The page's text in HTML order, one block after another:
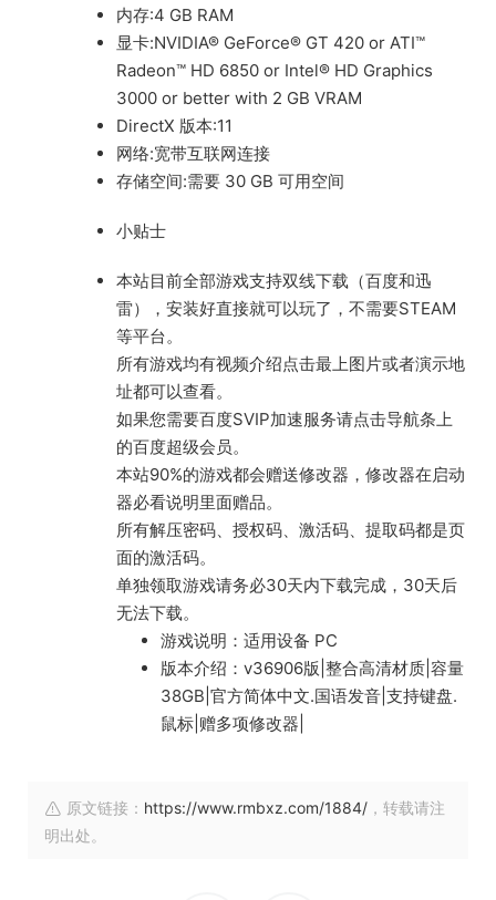
内存:4 GB RAM
显卡:NVIDIA® GeForce® GT 420 or ATI™
Radeon™ HD 6850 or Intel® HD Graphics
3000 or better with 2 GB VRAM
DirectX 版本:11
网络:宽带互联网连接
存储空间:需要 30 GB 可用空间
小贴士
本站目前全部游戏支持双线下载（百度和迅
雷），安装好直接就可以玩了，不需要STEAM
等平台。
所有游戏均有视频介绍点击最上图片或者演示地
址都可以查看。
如果您需要百度SVIP加速服务请点击导航条上
的百度超级会员。
本站90%的游戏都会赠送修改器，修改器在启动
器必看说明里面赠品。
所有解压密码、授权码、激活码、提取码都是页
面的激活码。
单独领取游戏请务必30天内下载完成，30天后
无法下载。
游戏说明：适用设备 PC
版本介绍：v36906版|整合高清材质|容量
38GB|官方简体中文.国语发音|支持键盘.
鼠标|赠多项修改器|
原文链接： https://www.rmbxz.com/1884/ ，转载请注
明出处。